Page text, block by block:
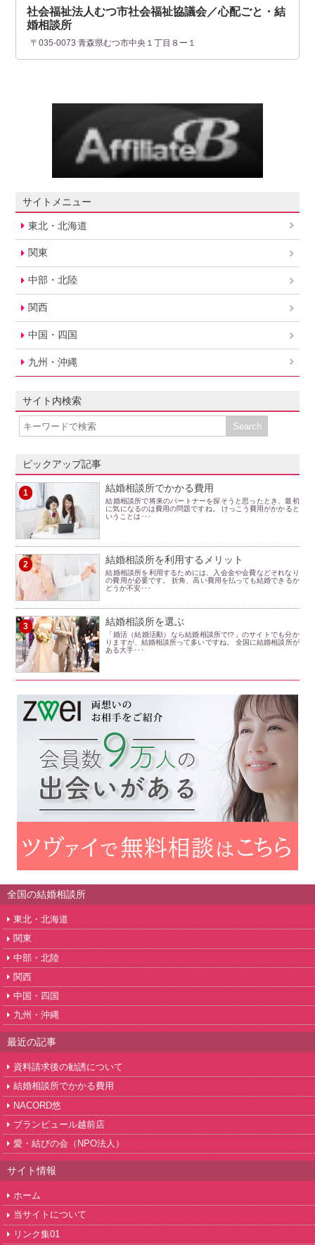
社会福祉法人むつ市社会福祉協議会／心配ごと・結
婚相談所
〒035-0073 青森県むつ市中央１丁目８ー１
サイトメニュー
東北・北海道
関東
中部・北陸
関西
中国・四国
九州・沖縄
サイト内検索
ピックアップ記事
1 結婚相談所でかかる費用
結婚相談所で将来のパートナーを探そうと思ったとき、最初
に気になるのは費用の問題ですね。 けっこう費用がかかると
いうことは･･･
2 結婚相談所を利用するメリット
結婚相談所を利用するためには、入会金や会費などそれなり
の費用が必要です。 折角、高い費用を払っても結婚できるか
どうか不安･･･
3 結婚相談所を選ぶ
「婚活（結婚活動）なら結婚相談所で!?」のサイトでも分か
りますが、結婚相談所って多いですね。 全国に結婚相談所が
ある大手･･･
全国の結婚相談所
東北・北海道
関東
中部・北陸
関西
中国・四国
九州・沖縄
最近の記事
資料請求後の勧誘について
結婚相談所でかかる費用
NACORD悠
ブランピュール越前店
愛・結びの会（NPO法人）
サイト情報
ホーム
当サイトについて
リンク集01